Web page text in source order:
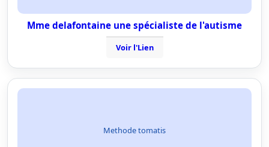
Mme delafontaine une spécialiste de l'autisme
Voir l'Lien
Methode tomatis